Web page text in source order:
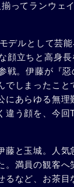
ってランウェ
デルとして芸能
顔立ちと高身
戦。伊藤が『
でしまったこと
にあらゆる無理
違う顔を、今回
藤と玉城。人気
満員の観客へ
るなど、お茶目